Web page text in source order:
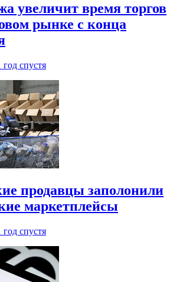
увеличит время торгов
рынке с конца
год спустя
продавцы заполонили
маркетплейсы
год спустя